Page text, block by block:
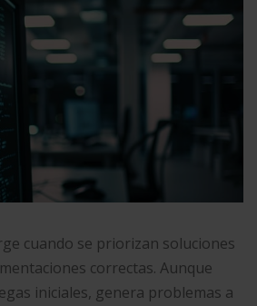
cuando se priorizan soluciones
correctas. Aunque
iniciales, genera problemas a